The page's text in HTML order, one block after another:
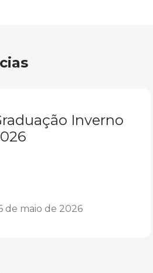
Inverno
de maio de 2026